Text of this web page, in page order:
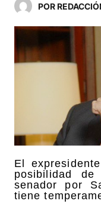
POR
El
posibilidad
senador por
tiene